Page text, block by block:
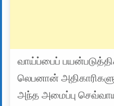
வாய்ப்பைப்
லெபனான்
அந்த அமைப்பு